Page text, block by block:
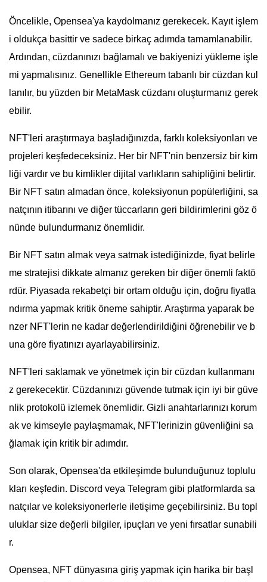
Öncelikle, Opensea'ya kaydolmanız gerekecek. Kayıt işlem
i oldukça basittir ve sadece birkaç adımda tamamlanabilir.
Ardından, cüzdanınızı bağlamalı ve bakiyenizi yükleme işle
mi yapmalısınız. Genellikle Ethereum tabanlı bir cüzdan kul
lanılır, bu yüzden bir MetaMask cüzdanı oluşturmanız gerek
ebilir.
NFT'leri araştırmaya başladığınızda, farklı koleksiyonları ve
projeleri keşfedeceksiniz. Her bir NFT'nin benzersiz bir kim
liği vardır ve bu kimlikler dijital varlıkların sahipliğini belirtir.
Bir NFT satın almadan önce, koleksiyonun popülerliğini, sa
natçının itibarını ve diğer tüccarların geri bildirimlerini göz ö
nünde bulundurmanız önemlidir.
Bir NFT satın almak veya satmak istediğinizde, fiyat belirle
me stratejisi dikkate almanız gereken bir diğer önemli faktö
rdür. Piyasada rekabetçi bir ortam olduğu için, doğru fiyatla
ndırma yapmak kritik öneme sahiptir. Araştırma yaparak be
nzer NFT'lerin ne kadar değerlendirildiğini öğrenebilir ve b
una göre fiyatınızı ayarlayabilirsiniz.
NFT'leri saklamak ve yönetmek için bir cüzdan kullanmanı
z gerekecektir. Cüzdanınızı güvende tutmak için iyi bir güve
nlik protokolü izlemek önemlidir. Gizli anahtarlarınızı korum
ak ve kimseyle paylaşmamak, NFT'lerinizin güvenliğini sa
ğlamak için kritik bir adımdır.
Son olarak, Opensea'da etkileşimde bulunduğunuz toplulu
kları keşfedin. Discord veya Telegram gibi platformlarda sa
natçılar ve koleksiyonerlerle iletişime geçebilirsiniz. Bu topl
uluklar size değerli bilgiler, ipuçları ve yeni fırsatlar sunabili
r.
Opensea, NFT dünyasına giriş yapmak için harika bir başl